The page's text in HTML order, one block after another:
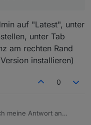
auf 0.0.0.0 versucht,
auf gelb bleibt. Und
darauf hindeuten, daß
´was lief. Wie
Prüfen/Zeitverbrauchen
bei den
auf "Latest", unter
unter Tab
am rechten Rand
installieren)
0
meine Antwort an